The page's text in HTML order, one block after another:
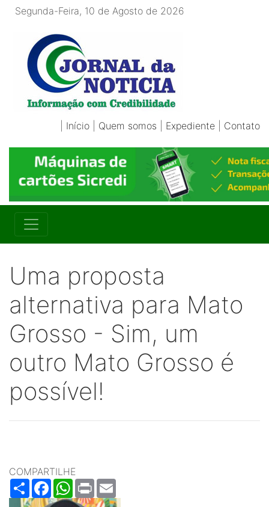
Segunda-Feira, 10 de Agosto de 2026
Início Quem somos Expediente Contato
Uma proposta
alternativa para Mato
Grosso - Sim, um
outro Mato Grosso é
possível!
COMPARTILHE
ShareFacebookWhatsApp
Print